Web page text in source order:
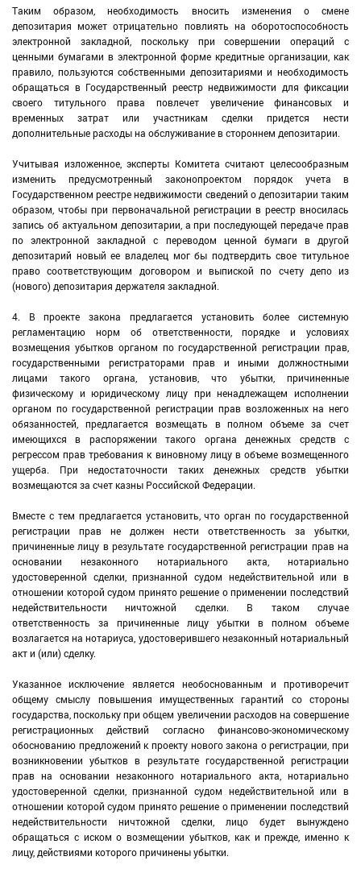
Таким образом, необходимость вносить изменения о смене
депозитария может отрицательно повлиять на оборотоспособность
электронной закладной, поскольку при совершении операций с
ценными бумагами в электронной форме кредитные организации, как
правило, пользуются собственными депозитариями и необходимость
обращаться в Государственный реестр недвижимости для фиксации
своего титульного права повлечет увеличение финансовых и
временных затрат или участникам сделки придется нести
дополнительные расходы на обслуживание в стороннем депозитарии.
Учитывая изложенное, эксперты Комитета считают целесообразным
изменить предусмотренный законопроектом порядок учета в
Государственном реестре недвижимости сведений о депозитарии таким
образом, чтобы при первоначальной регистрации в реестр вносилась
запись об актуальном депозитарии, а при последующей передаче прав
по электронной закладной с переводом ценной бумаги в другой
депозитарий новый ее владелец мог бы подтвердить свое титульное
право соответствующим договором и выпиской по счету депо из
(нового) депозитария держателя закладной.
4. В проекте закона предлагается установить более системную
регламентацию норм об ответственности, порядке и условиях
возмещения убытков органом по государственной регистрации прав,
государственными регистраторами прав и иными должностными
лицами такого органа, установив, что убытки, причиненные
физическому и юридическому лицу при ненадлежащем исполнении
органом по государственной регистрации прав возложенных на него
обязанностей, предлагается возмещать в полном объеме за счет
имеющихся в распоряжении такого органа денежных средств с
регрессом прав требования к виновному лицу в объеме возмещенного
ущерба. При недостаточности таких денежных средств убытки
возмещаются за счет казны Российской Федерации.
Вместе с тем предлагается установить, что орган по государственной
регистрации прав не должен нести ответственность за убытки,
причиненные лицу в результате государственной регистрации прав на
основании незаконного нотариального акта, нотариально
удостоверенной сделки, признанной судом недействительной или в
отношении которой судом принято решение о применении последствий
недействительности ничтожной сделки. В таком случае
ответственность за причиненные лицу убытки в полном объеме
возлагается на нотариуса, удостоверившего незаконный нотариальный
акт и (или) сделку.
Указанное исключение является необоснованным и противоречит
общему смыслу повышения имущественных гарантий со стороны
государства, поскольку при общем увеличении расходов на совершение
регистрационных действий согласно финансово-экономическому
обоснованию предложений к проекту нового закона о регистрации, при
возникновении убытков в результате государственной регистрации
прав на основании незаконного нотариального акта, нотариально
удостоверенной сделки, признанной судом недействительной или в
отношении которой судом принято решение о применении последствий
недействительности ничтожной сделки, лицо будет вынуждено
обращаться с иском о возмещении убытков, как и прежде, именно к
лицу, действиями которого причинены убытки.